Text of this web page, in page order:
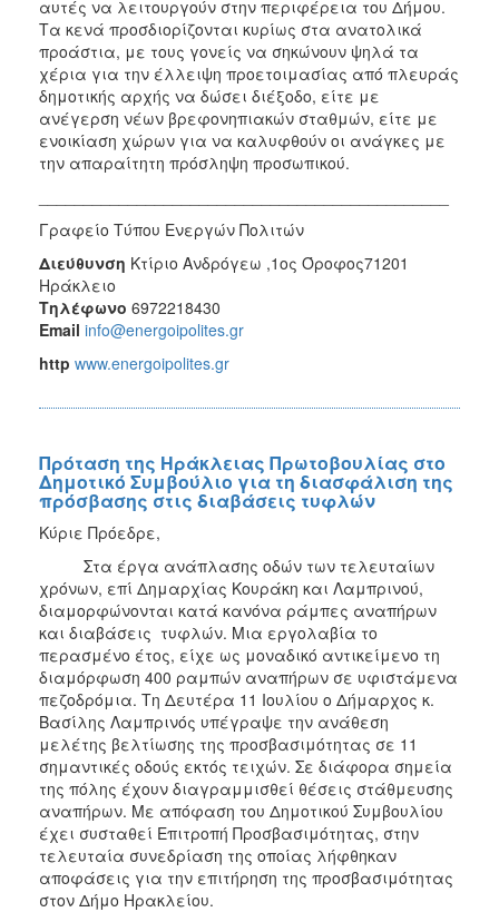
αυτές να λειτουργούν στην περιφέρεια του Δήμου.
Τα κενά προσδιορίζονται κυρίως στα ανατολικά
προάστια, με τους γονείς να σηκώνουν ψηλά τα
χέρια για την έλλειψη προετοιμασίας από πλευράς
δημοτικής αρχής να δώσει διέξοδο, είτε με
ανέγερση νέων βρεφονηπιακών σταθμών, είτε με
ενοικίαση χώρων για να καλυφθούν οι ανάγκες με
την απαραίτητη πρόσληψη προσωπικού.
Γραφείο Τύπου Ενεργών Πολιτών
Διεύθυνση Κτίριο Ανδρόγεω ,1ος Όροφος71201
Ηράκλειο
Τηλέφωνο 6972218430
Email info@energoipolites.gr
http www.energoipolites.gr
Πρόταση της Ηράκλειας Πρωτοβουλίας στο
Δημοτικό Συμβούλιο για τη διασφάλιση της
πρόσβασης στις διαβάσεις τυφλών
Κύριε Πρόεδρε,
Στα έργα ανάπλασης οδών των τελευταίων
χρόνων, επί Δημαρχίας Κουράκη και Λαμπρινού,
διαμορφώνονται κατά κανόνα ράμπες αναπήρων
και διαβάσεις τυφλών. Μια εργολαβία το
περασμένο έτος, είχε ως μοναδικό αντικείμενο τη
διαμόρφωση 400 ραμπών αναπήρων σε υφιστάμενα
πεζοδρόμια. Τη Δευτέρα 11 Ιουλίου ο Δήμαρχος κ.
Βασίλης Λαμπρινός υπέγραψε την ανάθεση
μελέτης βελτίωσης της προσβασιμότητας σε 11
σημαντικές οδούς εκτός τειχών. Σε διάφορα σημεία
της πόλης έχουν διαγραμμισθεί θέσεις στάθμευσης
αναπήρων. Με απόφαση του Δημοτικού Συμβουλίου
έχει συσταθεί Επιτροπή Προσβασιμότητας, στην
τελευταία συνεδρίαση της οποίας λήφθηκαν
αποφάσεις για την επιτήρηση της προσβασιμότητας
στον Δήμο Ηρακλείου.